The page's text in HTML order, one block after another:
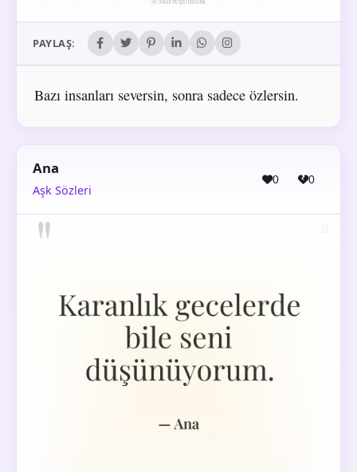
PAYLAŞ:
Bazı insanları seversin, sonra sadece özlersin.
Ana
Aşk Sözleri
0 0